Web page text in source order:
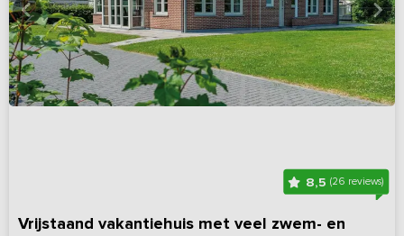
8,5 (26 reviews)
Vrijstaand vakantiehuis met veel zwem- en